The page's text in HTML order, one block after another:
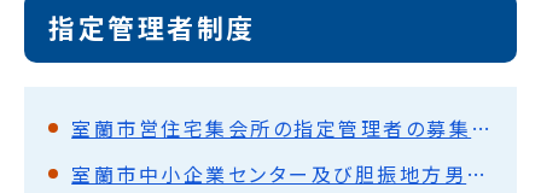
指定管理者制度
室蘭市営住宅集会所の指定管理者の募集について
室蘭市中小企業センター及び胆振地方男女平等参画センターの指定管理者の募集について